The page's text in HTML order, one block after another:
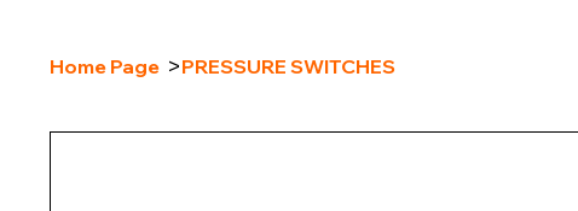
Home Page >PRESSURE SWITCHES